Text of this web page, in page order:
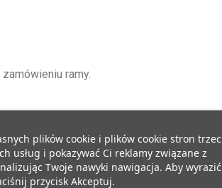
ramy.
plików cookie i plików cookie stron
usług i pokazywać Ci reklamy związane z
Twoje nawyki nawigacja. Aby wyrazić
przycisk Akceptuj.